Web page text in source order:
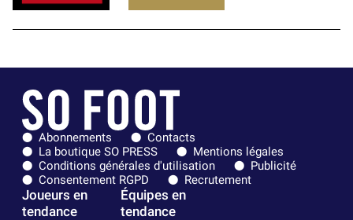
Abonnements
Contacts
La boutique SO PRESS
Mentions légales
Conditions générales d'utilisation
Publicité
Consentement RGPD
Recrutement
Joueurs en
tendance
Équipes en
tendance